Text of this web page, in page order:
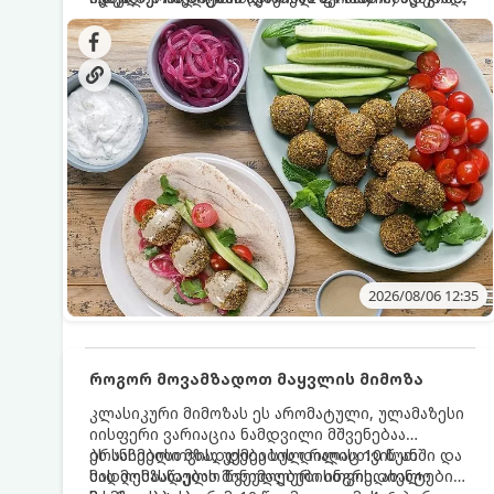
სალათებთან ერთად ან ტახინის (სესამის)
სოუსთან მირთმევისთვის.
იდეალურად შეინარჩუნოს და არ დაიშალოს.
დრო: 10–15 წუთი ულუფა: 20–24 ცალი ბურთულა
(4–6 პორცია)
2026/08/06 12:35
როგორ მოვამზადოთ მაყვლის მიმოზა
კლასიკური მიმოზას ეს არომატული, ულამაზესი
იისფერი ვარიაცია ნამდვილი მშვენებაა
ბრანჩებისთვის, უქმეების დილისთვის ან
სადღესასწაულო წვეულებებისთვის. ახალი
ეს სასმელი მზადდება სულ რაღაც 10 წუთში და
მის მომზადებას მინიმალური ინგრედიენტები